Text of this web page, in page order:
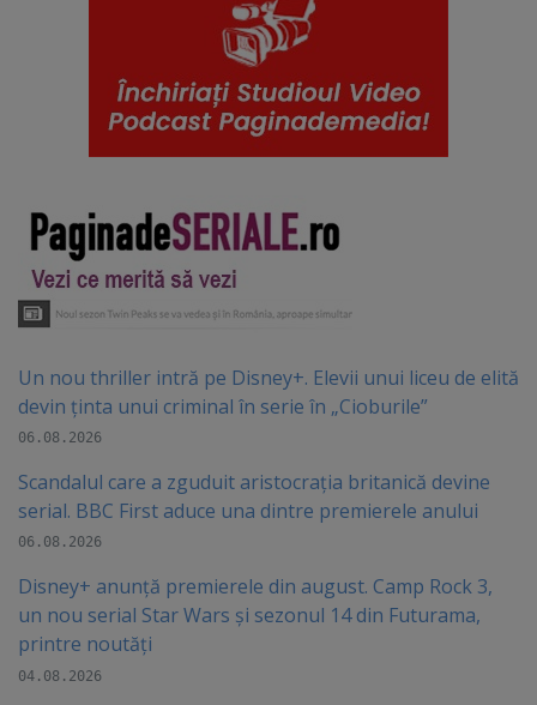
Un nou thriller intră pe Disney+. Elevii unui liceu de elită
devin ținta unui criminal în serie în „Cioburile”
06.08.2026
Scandalul care a zguduit aristocrația britanică devine
serial. BBC First aduce una dintre premierele anului
06.08.2026
Disney+ anunță premierele din august. Camp Rock 3,
un nou serial Star Wars și sezonul 14 din Futurama,
printre noutăți
04.08.2026